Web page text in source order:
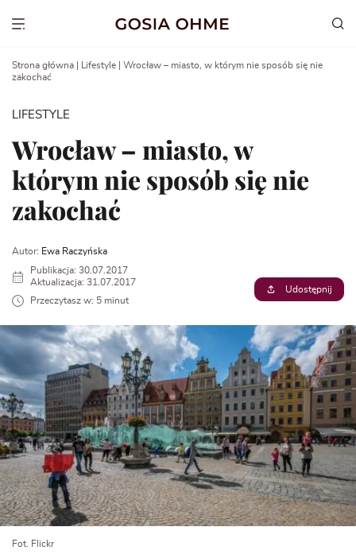
Show menu
Strona główna Lifestyle
Wrocław – miasto, w którym nie sposób się nie
zakochać
LIFESTYLE
Wrocław – miasto, w
którym nie sposób się nie
zakochać
Autor: Ewa Raczyńska
Publikacja: 30.07.2017
Aktualizacja: 31.07.2017
Przeczytasz w: 5 minut
Udostępnij
Fot. Flickr